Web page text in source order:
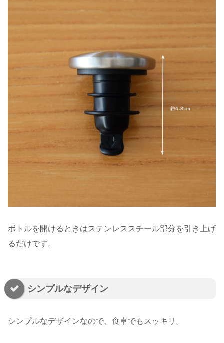
ボトルを開けるときはステンレススチール部分を引き上げ
るだけです。
シンプルなデザイン
シンプルなデザインなので、食卓でもスッキリ。